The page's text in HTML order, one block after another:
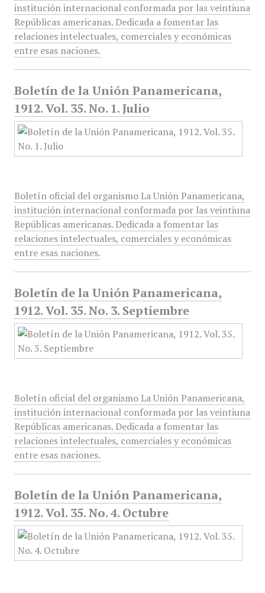
institución internacional conformada por las veintiuna
Repúblicas americanas. Dedicada a fomentar las
relaciones intelectuales, comerciales y económicas
entre esas naciones.
Boletín de la Unión Panamericana,
1912. Vol. 35. No. 1. Julio
Boletín oficial del organismo La Unión Panamericana,
institución internacional conformada por las veintiuna
Repúblicas americanas. Dedicada a fomentar las
relaciones intelectuales, comerciales y económicas
entre esas naciones.
Boletín de la Unión Panamericana,
1912. Vol. 35. No. 3. Septiembre
Boletín oficial del organismo La Unión Panamericana,
institución internacional conformada por las veintiuna
Repúblicas americanas. Dedicada a fomentar las
relaciones intelectuales, comerciales y económicas
entre esas naciones.
Boletín de la Unión Panamericana,
1912. Vol. 35. No. 4. Octubre